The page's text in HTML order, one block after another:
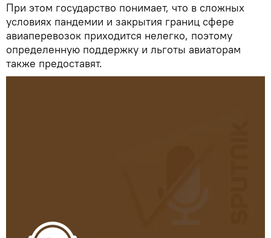
При этом государство понимает, что в сложных
условиях пандемии и закрытия границ сфере
авиаперевозок приходится нелегко, поэтому
определенную поддержку и льготы авиаторам
также предоставят.